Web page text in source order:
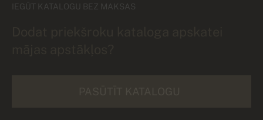
IEGŪT KATALOGU BEZ MAKSAS